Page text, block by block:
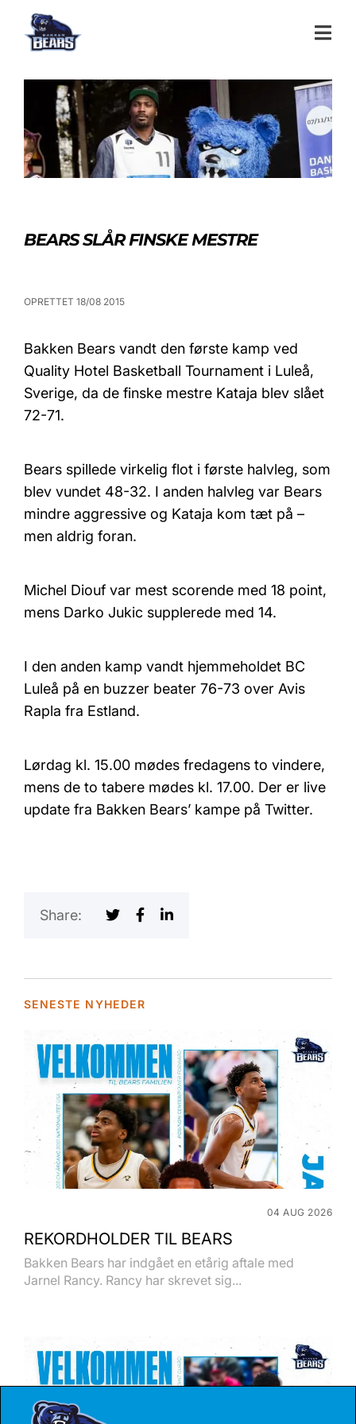
BEARS SLÅR FINSKE MESTRE
OPRETTET 18/08 2015
Bakken Bears vandt den første kamp ved
Quality Hotel Basketball Tournament i Luleå,
Sverige, da de finske mestre Kataja blev slået
72-71.
Bears spillede virkelig flot i første halvleg, som
blev vundet 48-32. I anden halvleg var Bears
mindre aggressive og Kataja kom tæt på –
men aldrig foran.
Michel Diouf var mest scorende med 18 point,
mens Darko Jukic supplerede med 14.
I den anden kamp vandt hjemmeholdet BC
Luleå på en buzzer beater 76-73 over Avis
Rapla fra Estland.
Lørdag kl. 15.00 mødes fredagens to vindere,
mens de to tabere mødes kl. 17.00. Der er live
update fra Bakken Bears’ kampe på Twitter.
Share:
SENESTE NYHEDER
04 AUG 2026
REKORDHOLDER TIL BEARS
Bakken Bears har indgået en etårig aftale med
Jarnel Rancy. Rancy har skrevet sig...